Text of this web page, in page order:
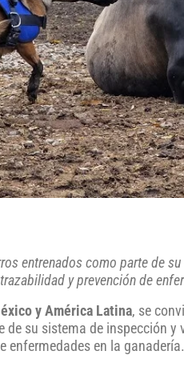
entrenados como parte de
y prevención de
y América Latina, se
de su sistema de inspección
enfermedades en la ganadería.